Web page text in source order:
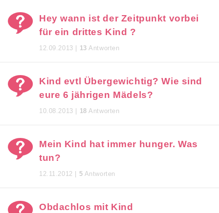
Hey wann ist der Zeitpunkt vorbei
für ein drittes Kind ?
12.09.2013 | 13 Antworten
Kind evtl Übergewichtig? Wie sind
eure 6 jährigen Mädels?
10.08.2013 | 18 Antworten
Mein Kind hat immer hunger. Was
tun?
12.11.2012 | 5 Antworten
Obdachlos mit Kind